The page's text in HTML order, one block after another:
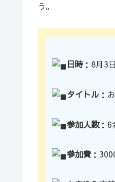
う。
日時 ：8月3
タイトル ：
参加人数：6
参加費 ：